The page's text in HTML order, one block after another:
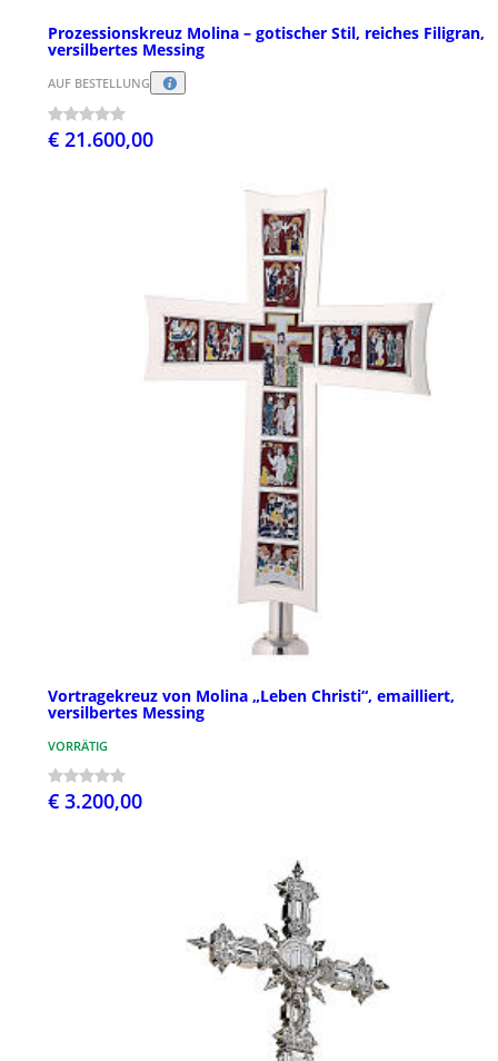
Prozessionskreuz Molina – gotischer Stil, reiches Filigran,
versilbertes Messing
AUF BESTELLUNG
€ 21.600,00
Vortragekreuz von Molina „Leben Christi“, emailliert,
versilbertes Messing
VORRÄTIG
€ 3.200,00